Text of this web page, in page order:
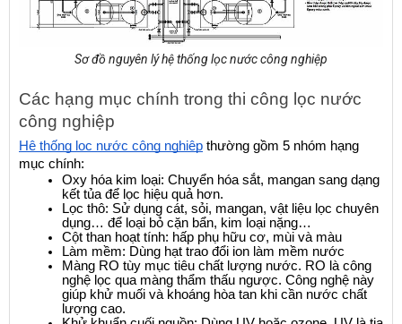
Sơ đồ nguyên lý hệ thống lọc nước công nghiệp
Các hạng mục chính trong thi công lọc nước
công nghiệp
Hệ thống lọc nước công nghiệp thường gồm 5 nhóm hạng
mục chính:
Oxy hóa kim loại: Chuyển hóa sắt, mangan sang dạng
kết tủa để lọc hiệu quả hơn.
Lọc thô: Sử dụng cát, sỏi, mangan, vật liệu lọc chuyên
dụng… để loại bỏ cặn bẩn, kim loại nặng…
Cột than hoạt tính: hấp phụ hữu cơ, mùi và màu
Làm mềm: Dùng hạt trao đổi ion làm mềm nước
Màng RO tùy mục tiêu chất lượng nước. RO là công
nghệ lọc qua màng thẩm thấu ngược. Công nghệ này
giúp khử muối và khoáng hòa tan khi cần nước chất
lượng cao.